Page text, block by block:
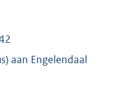
:
aan Engelendaal